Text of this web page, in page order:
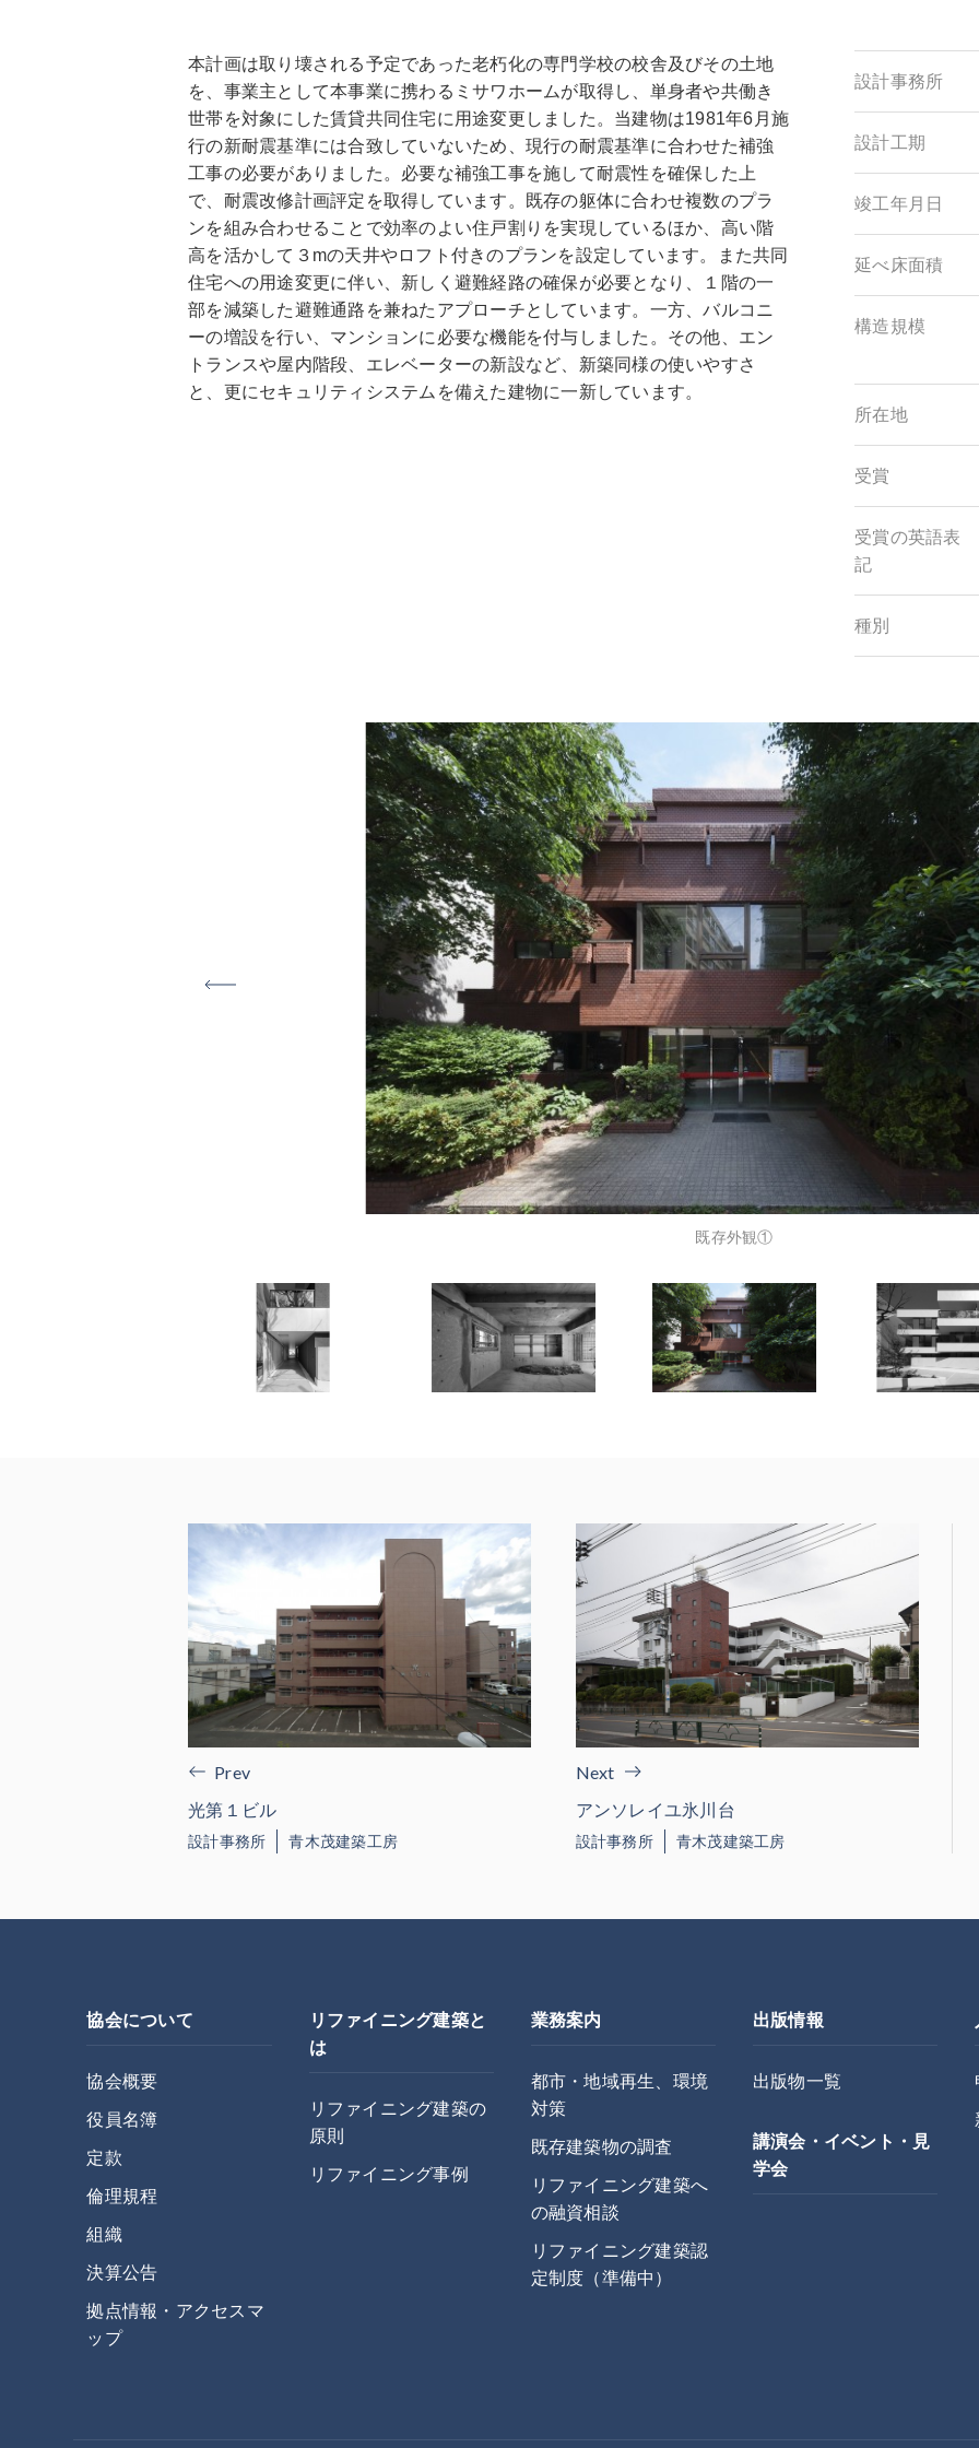
本計画は取り壊される予定であった老朽化の専門学校の校舎及びその土地
を、事業主として本事業に携わるミサワホームが取得し、単身者や共働き
世帯を対象にした賃貸共同住宅に用途変更しました。当建物は1981年6月施
行の新耐震基準には合致していないため、現行の耐震基準に合わせた補強
工事の必要がありました。必要な補強工事を施して耐震性を確保した上
で、耐震改修計画評定を取得しています。既存の躯体に合わせ複数のプラ
ンを組み合わせることで効率のよい住戸割りを実現しているほか、高い階
高を活かして３mの天井やロフト付きのプランを設定しています。また共同
住宅への用途変更に伴い、新しく避難経路の確保が必要となり、１階の一
部を減築した避難通路を兼ねたアプローチとしています。一方、バルコニ
ーの増設を行い、マンションに必要な機能を付与しました。その他、エン
トランスや屋内階段、エレベーターの新設など、新築同様の使いやすさ
と、更にセキュリティシステムを備えた建物に一新しています。
設計事務所
設計工期
竣工年月日
延べ床面積
構造規模
所在地
受賞
受賞の英語表
記
種別
既存外観①
Prev
光第１ビル
設計事務所 青木茂建築工房
Next
アンソレイユ氷川台
設計事務所 青木茂建築工房
協会について
協会概要
役員名簿
定款
倫理規程
組織
決算公告
拠点情報・アクセスマ
ップ
リファイニング建築と
は
リファイニング建築の
原則
リファイニング事例
業務案内
都市・地域再生、環境
対策
既存建築物の調査
リファイニング建築へ
の融資相談
リファイニング建築認
定制度（準備中）
出版情報
出版物一覧
講演会・イベント・見
学会